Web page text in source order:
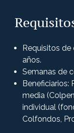
Requisitos de
años.
Semanas de
Beneficiarios:
media
individual
Colfondos,